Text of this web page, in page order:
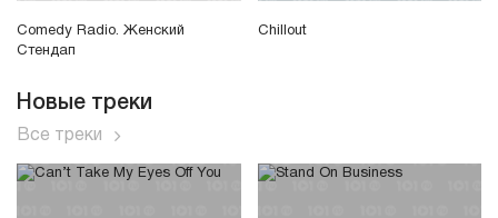
Comedy Radio. Женский
Стендап
Chillout
Новые треки
Все треки